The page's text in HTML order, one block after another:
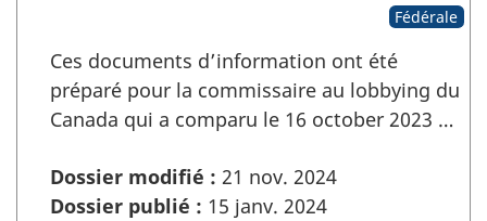
Fédérale
Ces documents d’information ont été
préparé pour la commissaire au lobbying du
Canada qui a comparu le 16 october 2023 …
Dossier modifié : 21 nov. 2024
Dossier publié : 15 janv. 2024